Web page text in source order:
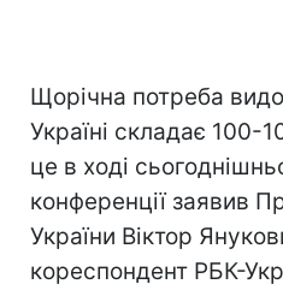
Щорічна потреба
Україні складає 100-
це в ході
конференції заявив
України Віктор
кореспондент РБК-